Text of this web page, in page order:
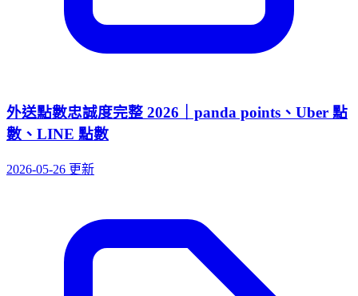
外送點數忠誠度完整 2026｜panda points、Uber 點
數、LINE 點數
2026-05-26 更新